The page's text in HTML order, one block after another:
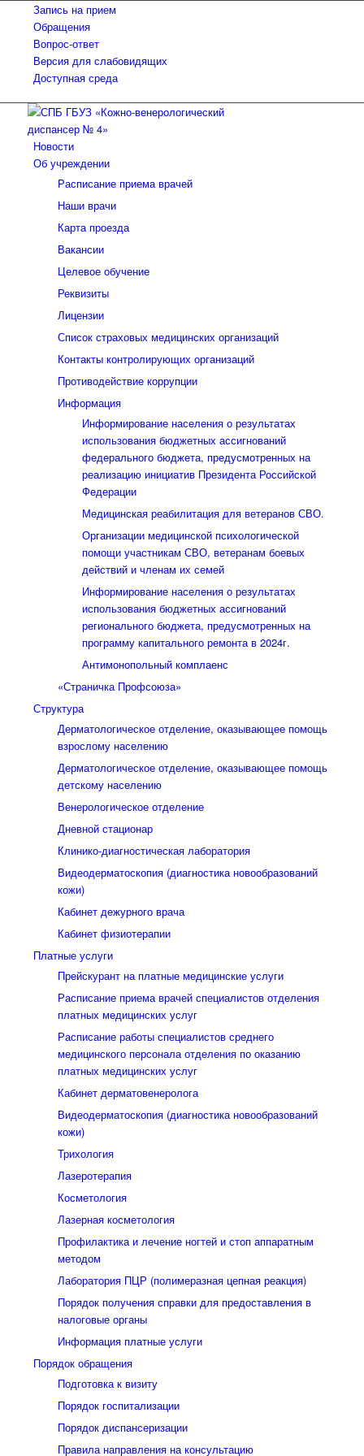
Запись на прием
Обращения
Вопрос-ответ
Версия для слабовидящих
Доступная среда
Новости
Об учреждении
Расписание приема врачей
Наши врачи
Карта проезда
Вакансии
Целевое обучение
Реквизиты
Лицензии
Список страховых медицинских организаций
Контакты контролирующих организаций
Противодействие коррупции
Информация
Информирование населения о результатах
использования бюджетных ассигнований
федерального бюджета, предусмотренных на
реализацию инициатив Президента Российской
Федерации
Медицинская реабилитация для ветеранов СВО.
Организации медицинской психологической
помощи участникам СВО, ветеранам боевых
действий и членам их семей
Информирование населения о результатах
использования бюджетных ассигнований
регионального бюджета, предусмотренных на
программу капитального ремонта в 2024г.
Антимонопольный комплаенс
«Страничка Профсоюза»
Структура
Дерматологическое отделение, оказывающее помощь
взрослому населению
Дерматологическое отделение, оказывающее помощь
детскому населению
Венерологическое отделение
Дневной стационар
Клинико-диагностическая лаборатория
Видеодерматоскопия (диагностика новообразований
кожи)
Кабинет дежурного врача
Кабинет физиотерапии
Платные услуги
Прейскурант на платные медицинские услуги
Расписание приема врачей специалистов отделения
платных медицинских услуг
Расписание работы специалистов среднего
медицинского персонала отделения по оказанию
платных медицинских услуг
Кабинет дерматовенеролога
Видеодерматоскопия (диагностика новообразований
кожи)
Трихология
Лазеротерапия
Косметология
Лазерная косметология
Профилактика и лечение ногтей и стоп аппаратным
методом
Лаборатория ПЦР (полимеразная цепная реакция)
Порядок получения справки для предоставления в
налоговые органы
Информация платные услуги
Порядок обращения
Подготовка к визиту
Порядок госпитализации
Порядок диспансеризации
Правила направления на консультацию